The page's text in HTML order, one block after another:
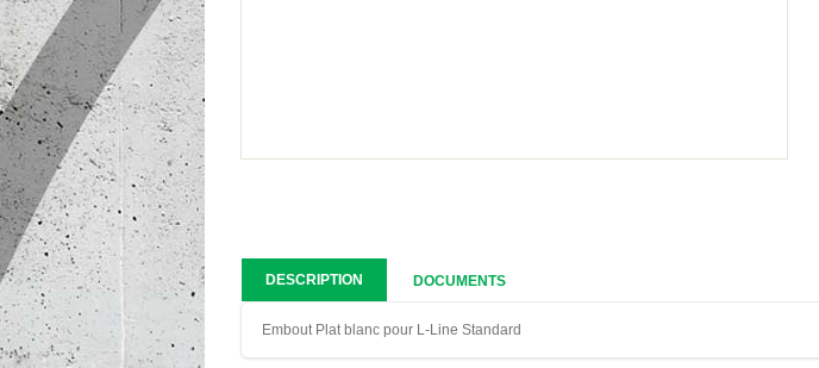
DESCRIPTION DOCUMENTS
Embout Plat blanc pour L-Line Standard